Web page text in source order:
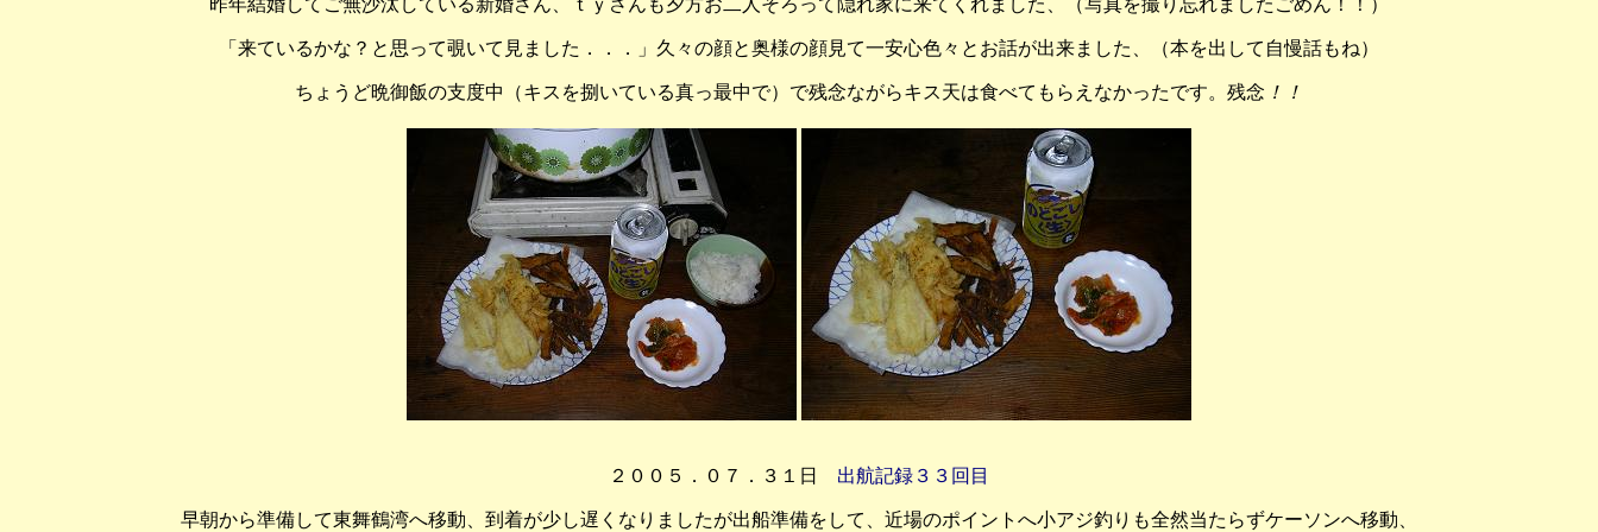
昨年結婚してご無沙汰している新婚さん、ｔｙさんも夕方お二人そろって隠れ家に来てくれました、（写真を撮り忘れましたごめん！！）
「来ているかな？と思って覗いて見ました．．．」久々の顔と奥様の顔見て一安心色々とお話が出来ました、（本を出して自慢話もね）
ちょうど晩御飯の支度中（キスを捌いている真っ最中で）で残念ながらキス天は食べてもらえなかったです。残念 ！！
２００５．０７．３１日 出航記録３３回目
早朝から準備して東舞鶴湾へ移動、到着が少し遅くなりましたが出船準備をして、近場のポイントへ小アジ釣りも全然当たらずケーソンへ移動、